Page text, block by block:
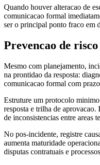
Quando houver alteracao de
comunicacao formal
ser o principal ponto fraco em
Prevencao de
Mesmo com planejamento,
na prontidao da resposta:
comunicacao formal com
Estruture um protocolo
resposta e trilha de
de inconsistencias entre areas
No pos-incidente, registre
aumenta maturidade
disputas contratuais e